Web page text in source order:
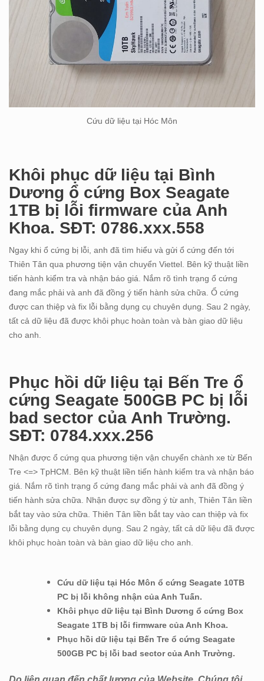
Cứu dữ liệu tại Hóc Môn
Khôi phục dữ liệu tại Bình
Dương ổ cứng Box Seagate
1TB bị lỗi firmware của Anh
Khoa. SĐT: 0786.xxx.558
Ngay khi ổ cứng bị lỗi, anh đã tìm hiểu và gửi ổ cứng đến tới
Thiên Tân qua phương tiện vận chuyển Viettel. Bên kỹ thuật liền
tiến hành kiểm tra và nhận báo giá. Nắm rõ tình trạng ổ cứng
đang mắc phải và anh đã đồng ý tiến hành sửa chữa. Ổ cứng
được can thiệp và fix lỗi bằng dụng cụ chuyên dụng. Sau 2 ngày,
tất cả dữ liệu đã được khôi phục hoàn toàn và bàn giao dữ liệu
cho anh.
Phục hồi dữ liệu tại Bến Tre ổ
cứng Seagate 500GB PC bị lỗi
bad sector của Anh Trường.
SĐT: 0784.xxx.256
Nhận được ổ cứng qua phương tiện vận chuyển chành xe từ Bến
Tre <=> TpHCM. Bên kỹ thuật liền tiến hành kiểm tra và nhận báo
giá. Nắm rõ tình trạng ổ cứng đang mắc phải và anh đã đồng ý
tiến hành sửa chữa. Nhận được sự đồng ý từ anh, Thiên Tân liền
bắt tay vào sửa chữa. Thiên Tân liền bắt tay vào can thiệp và fix
lỗi bằng dụng cụ chuyên dụng. Sau 2 ngày, tất cả dữ liệu đã được
khôi phục hoàn toàn và bàn giao dữ liệu cho anh.
Cứu dữ liệu tại Hóc Môn ổ cứng Seagate 10TB
PC bị lỗi không nhận của Anh Tuấn.
Khôi phục dữ liệu tại Bình Dương ổ cứng Box
Seagate 1TB bị lỗi firmware của Anh Khoa.
Phục hồi dữ liệu tại Bến Tre ổ cứng Seagate
500GB PC bị lỗi bad sector của Anh Trường.